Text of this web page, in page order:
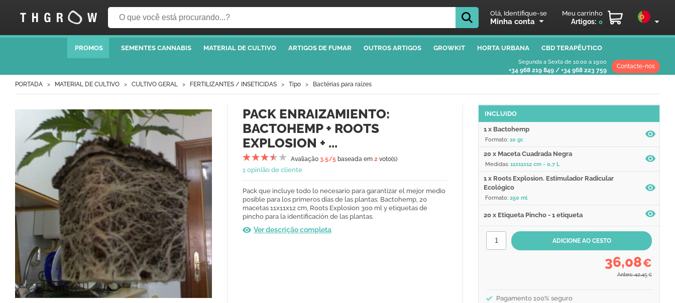
Olá, Identifique-se
Minha conta
Meu carrinho
Artigos: 0
PROMOS SEMENTES CANNABIS MATERIAL DE CULTIVO ARTIGOS DE FUMAR OUTROS ARTIGOS GROWKIT HORTA URBANA CBD TERAPÊUTICO
Segunda a Sexta de 10:00 a 19:00
+34 968 219 849 / +34 968 223 759
Contacte-nos
PORTADA MATERIAL DE CULTIVO CULTIVO GERAL FERTILIZANTES / INSETICIDAS Tipo Bactérias para raízes
PACK ENRAIZAMIENTO:
BACTOHEMP + ROOTS
EXPLOSION + ...
Avaliação 3.5/5 baseada em 2 voto(s)
1 opinião de cliente
Pack que incluye todo lo necesario para garantizar el mejor medio
posible para los primeros días de las plantas: Bactohemp, 20
macetas 11x11x12 cm, Roots Explosion 300 ml y etiquetas de
pincho para la identificación de las plantas.
Ver descrição completa
INCLUIDO
1 x Bactohemp
Formato: 10 gr.
20 x Maceta Cuadrada Negra
Medidas: 11x11x12 cm - 0,7 L
1 x Roots Explosion. Estimulador Radicular
Ecológico
Formato: 250 ml
20 x Etiqueta Pincho - 1 etiqueta
36,08€
Antes: 42,45 €
Pagamento 100% seguro